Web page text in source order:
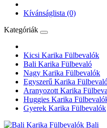
Kívánságlista (0)
Kategóriák
Kicsi Karika Fülbevalók
Bali Karika Fülbevaló
Nagy Karika Fülbevalók
Egyszerű Karika
Aranyozott Karika
Huggies Karika
Gyerek Karika Fülbevalók
Bali